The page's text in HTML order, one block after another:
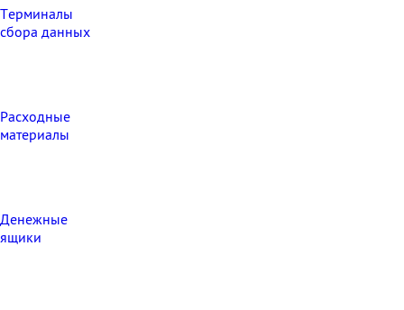
Терминалы
сбора данных
Расходные
материалы
Денежные
ящики